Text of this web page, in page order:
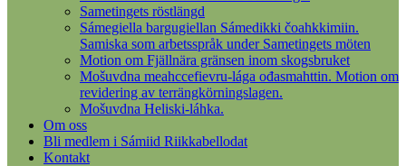
Sametingets röstlängd
Sámegiella bargugiellan Sámedikki čoahkkimiin.
Samiska som arbetsspråk under Sametingets möten
Motion om Fjällnära gränsen inom skogsbruket
Mošuvdna meahccefievru-lága ođasmahttin. Motion om
revidering av terrängkörningslagen.
Mošuvdna Heliski-láhka.
Om oss
Bli medlem i Sámiid Riikkabellodat
Kontakt